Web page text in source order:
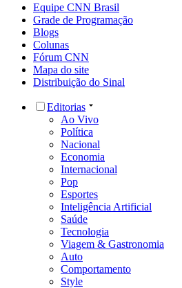
Equipe CNN Brasil
Grade de Programação
Blogs
Colunas
Fórum CNN
Mapa do site
Distribuição do Sinal
Editorias
Ao Vivo
Política
Nacional
Economia
Internacional
Pop
Esportes
Inteligência Artificial
Saúde
Tecnologia
Viagem & Gastronomia
Auto
Comportamento
Style